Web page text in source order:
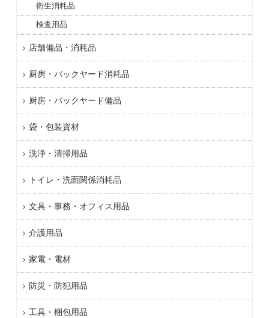
衛生消耗品
検査用品
店舗備品・消耗品
厨房・バックヤード消耗品
厨房・バックヤード備品
袋・包装資材
洗浄・清掃用品
トイレ・洗面関係消耗品
文具・事務・オフィス用品
介護用品
家電・電材
防災・防犯用品
工具・梱包用品